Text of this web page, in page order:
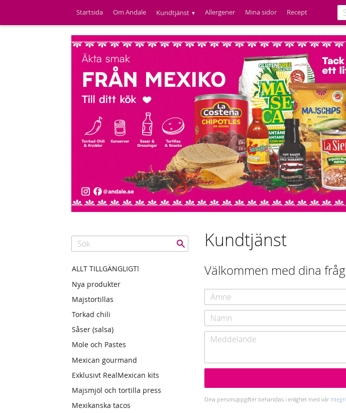
Startsida Om Andale Kundtjänst Allergener Mina sidor Recept
Kundtjänst
Välkommen med dina
Dina personuppgifter behandlas i enlighet med vår
ALLT TILLGÄNGLIGT!
Nya produkter
Majstortillas
Torkad chili
Såser (salsa)
Mole och Pastes
Mexican gourmand
Exklusivt RealMexican kits
Majsmjöl och tortilla press
Mexikanska tacos